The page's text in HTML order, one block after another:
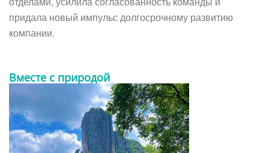
придала новый импульс долгосрочному развитию
компании.
Вместе с природой